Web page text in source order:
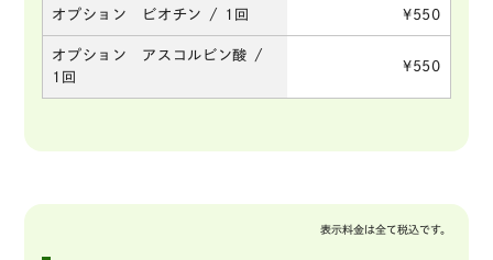
オプション ビオチン / 1回 ¥550
オプション アスコルビン酸 /
1回
¥550
表示料金は全て税込です。